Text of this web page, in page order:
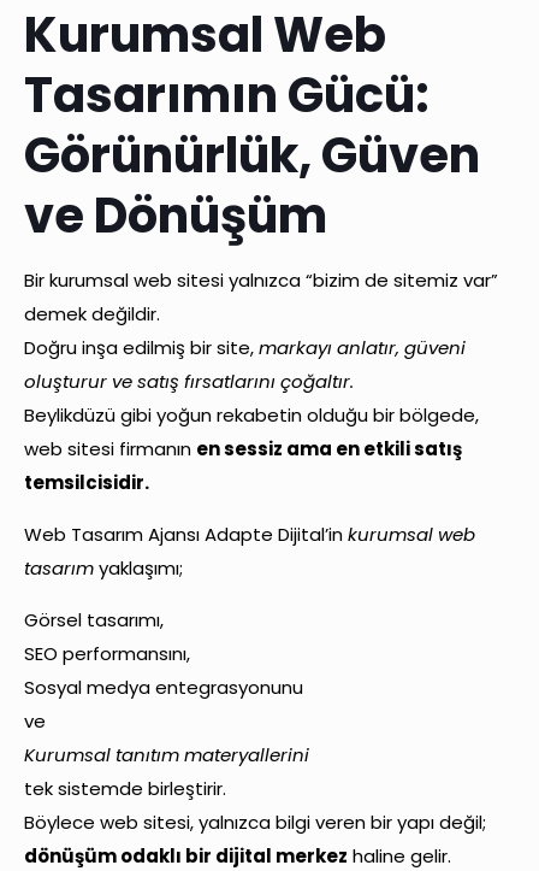
Kurumsal Web
Tasarımın Gücü:
Görünürlük, Güven
ve Dönüşüm
Bir kurumsal web sitesi yalnızca “bizim de sitemiz var”
demek değildir.
Doğru inşa edilmiş bir site,markayı anlatır, güveni
oluşturur ve satış fırsatlarını çoğaltır.
Beylikdüzü gibi yoğun rekabetin olduğu bir bölgede,
web sitesi firmanın en sessiz ama en etkili satış
temsilcisidir.
Web Tasarım Ajansı Adapte Dijital’inkurumsal web
tasarımyaklaşımı;
Görsel tasarımı,
SEO performansını,
Sosyal medya entegrasyonunu
ve
Kurumsal tanıtım materyallerini
tek sistemde birleştirir.
Böylece web sitesi, yalnızca bilgi veren bir yapı değil;
dönüşüm odaklı bir dijital merkez haline gelir.